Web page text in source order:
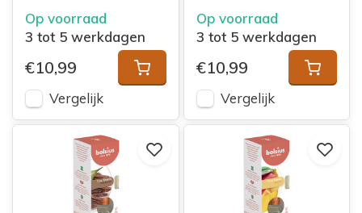
geurverspreider
45ml Apple
Cinnamon
Op voorraad
3 tot 5 werkdagen
€10,99
Vergelijk
geurverspreider
45 ml Fresh
Cotton
Op voorraad
3 tot 5 werkdagen
€10,99
Vergelijk